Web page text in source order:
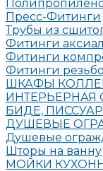
Пресс-Фитинги
Трубы из
Фитинги
Фитинги
Фитинги
ШКАФЫ
ИНТЕРЬЕРНАЯ
БИДЕ,
ДУШЕВЫЕ
Душевые
Шторы на ванну
МОЙКИ